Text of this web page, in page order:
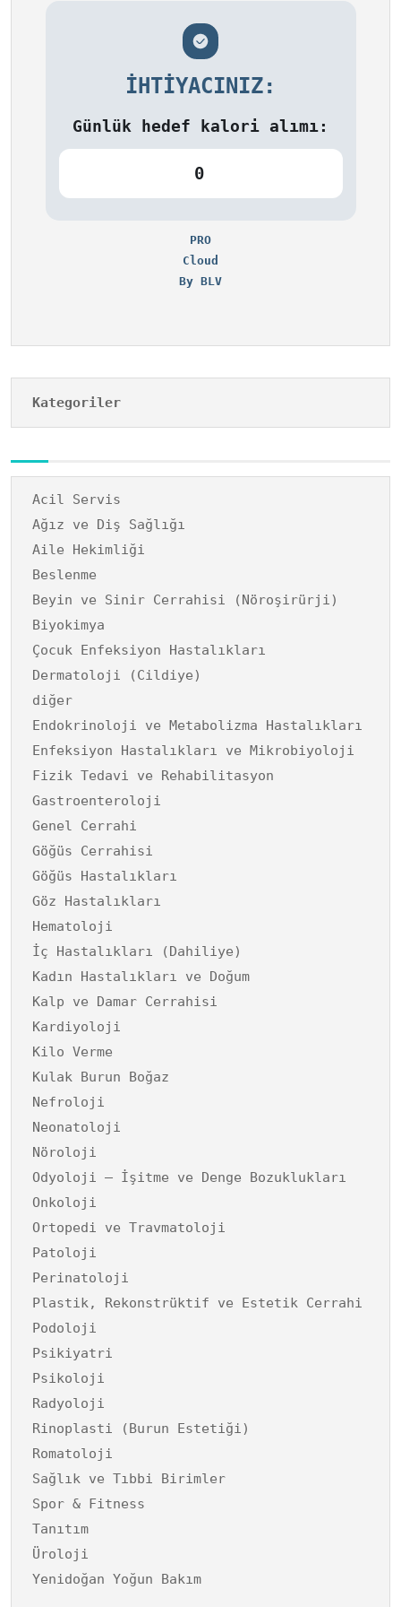
İHTIYACINIZ:
Günlük hedef kalori alımı:
0
PRO
Cloud
By BLV
Kategoriler
Acil Servis
Ağız ve Diş Sağlığı
Aile Hekimliği
Beslenme
Beyin ve Sinir Cerrahisi (Nöroşirürji)
Biyokimya
Çocuk Enfeksiyon Hastalıkları
Dermatoloji (Cildiye)
diğer
Endokrinoloji ve Metabolizma Hastalıkları
Enfeksiyon Hastalıkları ve Mikrobiyoloji
Fizik Tedavi ve Rehabilitasyon
Gastroenteroloji
Genel Cerrahi
Göğüs Cerrahisi
Göğüs Hastalıkları
Göz Hastalıkları
Hematoloji
İç Hastalıkları (Dahiliye)
Kadın Hastalıkları ve Doğum
Kalp ve Damar Cerrahisi
Kardiyoloji
Kilo Verme
Kulak Burun Boğaz
Nefroloji
Neonatoloji
Nöroloji
Odyoloji – İşitme ve Denge Bozuklukları
Onkoloji
Ortopedi ve Travmatoloji
Patoloji
Perinatoloji
Plastik, Rekonstrüktif ve Estetik Cerrahi
Podoloji
Psikiyatri
Psikoloji
Radyoloji
Rinoplasti (Burun Estetiği)
Romatoloji
Sağlık ve Tıbbi Birimler
Spor & Fitness
Tanıtım
Üroloji
Yenidoğan Yoğun Bakım